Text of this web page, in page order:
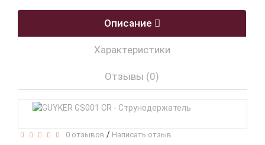
Описание
Характеристики
Отзывы (0)
0 отзывов / Написать отзыв